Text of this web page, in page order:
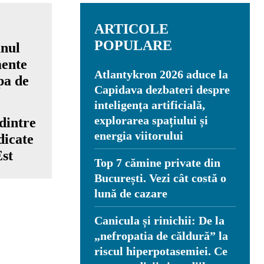
ARTICOLE
POPULARE
Atlantykron 2026 aduce la
Capidava dezbateri despre
inteligența artificială,
explorarea spațiului și
energia viitorului
Top 7 cămine private din
București. Vezi cât costă o
lună de cazare
Canicula și rinichii: De la
„nefropatia de căldură” la
riscul hiperpotasemiei. Ce